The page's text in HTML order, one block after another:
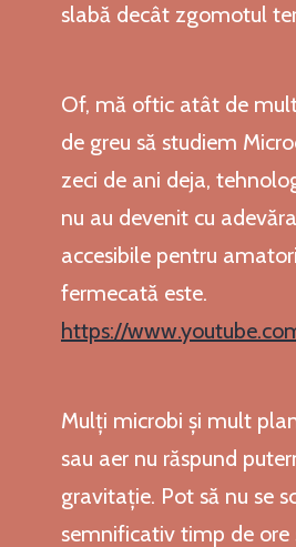
slabă decât zgomotul
Of, mă oftic atât de
de greu să studiem
zeci de ani deja,
nu au devenit cu
accesibile pentru
fermecată este.
https://
Mulți microbi și mult
sau aer nu răspund
gravitație. Pot să nu se
semnificativ timp de ore